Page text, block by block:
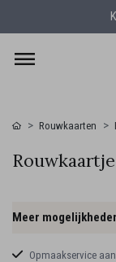
Rouwkaarten
Meer
Opmaakservice